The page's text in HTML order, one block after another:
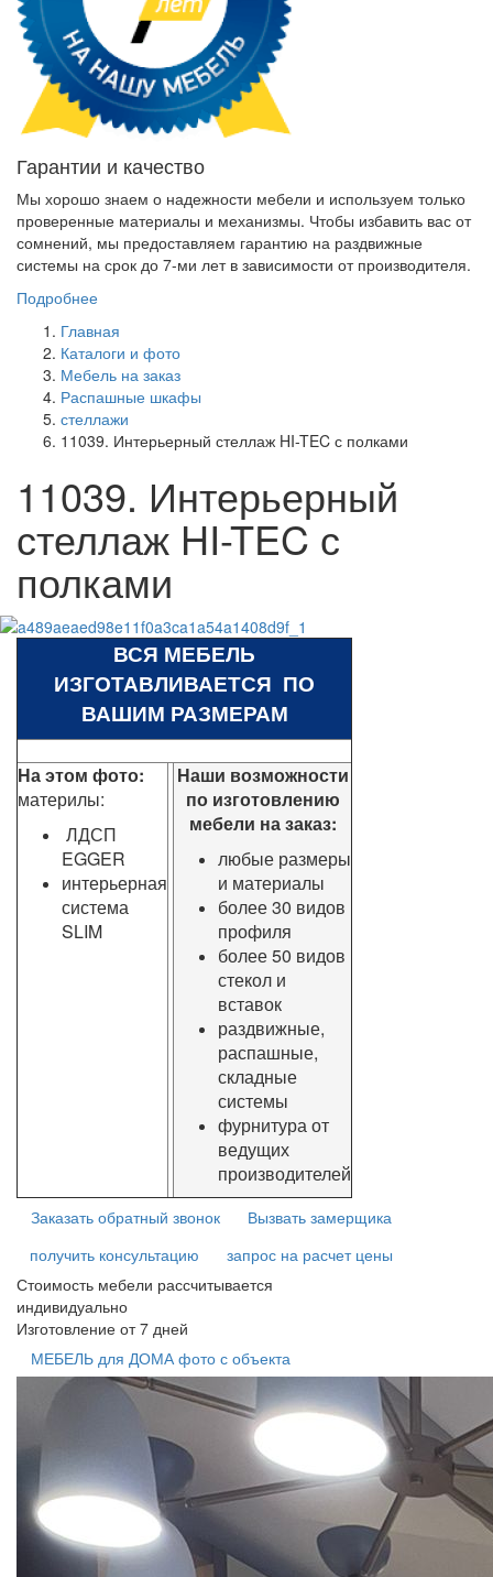
Гарантии и качество
Мы хорошо знаем о надежности мебели и используем только
проверенные материалы и механизмы. Чтобы избавить вас от
сомнений, мы предоставляем гарантию на раздвижные
системы на срок до 7-ми лет в зависимости от производителя.
Подробнее
Главная
Каталоги и фото
Мебель на заказ
Распашные шкафы
стеллажи
11039. Интерьерный стеллаж HI-TEC с полками
11039. Интерьерный
стеллаж HI-TEC с
полками
ВСЯ МЕБЕЛЬ
ИЗГОТАВЛИВАЕТСЯ ПО
ВАШИМ РАЗМЕРАМ
На этом фото:
материлы:
ЛДСП
EGGER
интерьерная
система
SLIM
Наши возможности
по изготовлению
мебели на заказ:
любые размеры
и материалы
более 30 видов
профиля
более 50 видов
стекол и
вставок
раздвижные,
распашные,
складные
системы
фурнитура от
ведущих
производителей
Заказать обратный звонок
Вызвать замерщика
получить консультацию
запрос на расчет цены
Стоимость мебели рассчитывается
индивидуально
Изготовление от 7 дней
МЕБЕЛЬ для ДОМА фото с объекта